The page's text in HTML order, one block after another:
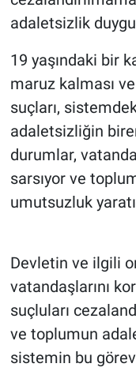
adaletsizlik
19 yaşındaki bir
maruz kalması
suçları,
adaletsizliğin
durumlar,
sarsıyor ve
umutsuzluk
Devletin ve ilgili
vatandaşlarını
suçluları
ve toplumun
sistemin bu